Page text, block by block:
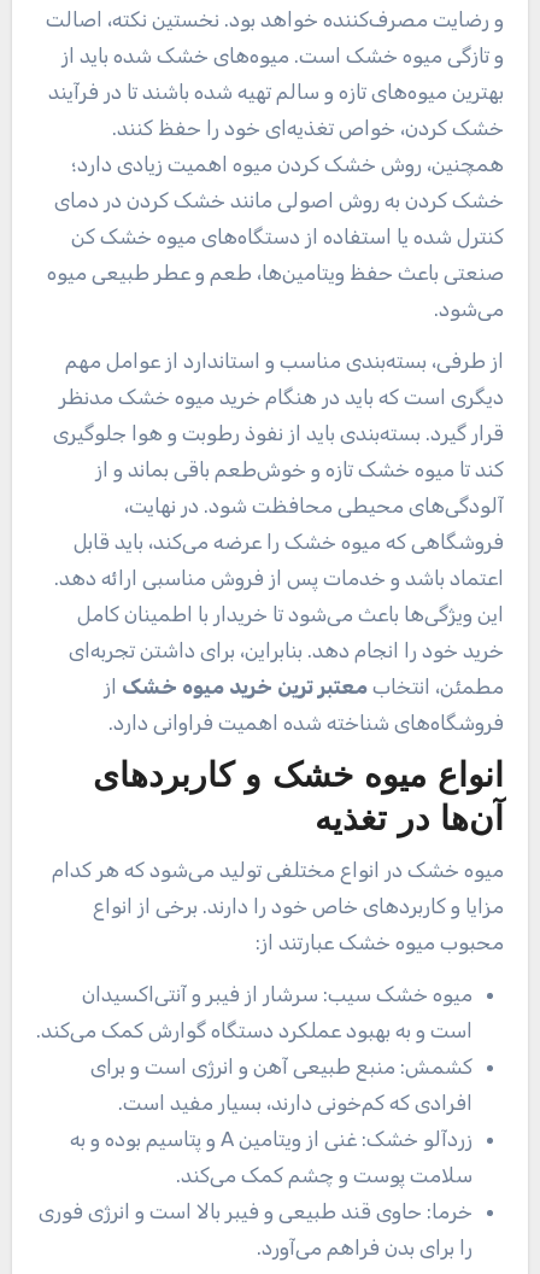
و رضایت مصرف‌کننده خواهد بود. نخستین نکته، اصالت
و تازگی میوه خشک است. میوه‌های خشک شده باید از
بهترین میوه‌های تازه و سالم تهیه شده باشند تا در فرآیند
خشک کردن، خواص تغذیه‌ای خود را حفظ کنند.
همچنین، روش خشک کردن میوه اهمیت زیادی دارد؛
خشک کردن به روش اصولی مانند خشک کردن در دمای
کنترل شده یا استفاده از دستگاه‌های میوه خشک کن
صنعتی باعث حفظ ویتامین‌ها، طعم و عطر طبیعی میوه
می‌شود.
از طرفی، بسته‌بندی مناسب و استاندارد از عوامل مهم
دیگری است که باید در هنگام خرید میوه خشک مدنظر
قرار گیرد. بسته‌بندی باید از نفوذ رطوبت و هوا جلوگیری
کند تا میوه خشک تازه و خوش‌طعم باقی بماند و از
آلودگی‌های محیطی محافظت شود. در نهایت،
فروشگاهی که میوه خشک را عرضه می‌کند، باید قابل
اعتماد باشد و خدمات پس از فروش مناسبی ارائه دهد.
این ویژگی‌ها باعث می‌شود تا خریدار با اطمینان کامل
خرید خود را انجام دهد. بنابراین، برای داشتن تجربه‌ای
مطمئن، انتخاب معتبر ترین خرید میوه خشک از
فروشگاه‌های شناخته شده اهمیت فراوانی دارد.
انواع میوه خشک و کاربردهای
آن‌ها در تغذیه
میوه خشک در انواع مختلفی تولید می‌شود که هر کدام
مزایا و کاربردهای خاص خود را دارند. برخی از انواع
محبوب میوه خشک عبارتند از:
میوه خشک سیب: سرشار از فیبر و آنتی‌اکسیدان
است و به بهبود عملکرد دستگاه گوارش کمک می‌کند.
کشمش: منبع طبیعی آهن و انرژی است و برای
افرادی که کم‌خونی دارند، بسیار مفید است.
زردآلو خشک: غنی از ویتامین A و پتاسیم بوده و به
سلامت پوست و چشم کمک می‌کند.
خرما: حاوی قند طبیعی و فیبر بالا است و انرژی فوری
را برای بدن فراهم می‌آورد.